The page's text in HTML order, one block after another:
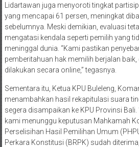
Lidartawan juga menyoroti tingkat
yang mencapai 61 persen, meningkat
sebelumnya. Meski demikian, evaluasi
mengatasi kendala seperti pemilih yang
meninggal dunia. “Kami pastikan
pemberitahuan hak memilih berjalan
dilakukan secara online,” tegasnya.
Sementara itu, Ketua KPU Buleleng,
menambahkan hasil rekapitulasi suara
segera disampaikan ke KPU Provinsi Bali.
kami menunggu keputusan Mahkamah
Perselisihan Hasil Pemilihan Umum
Perkara Konstitusi (BRPK) sudah